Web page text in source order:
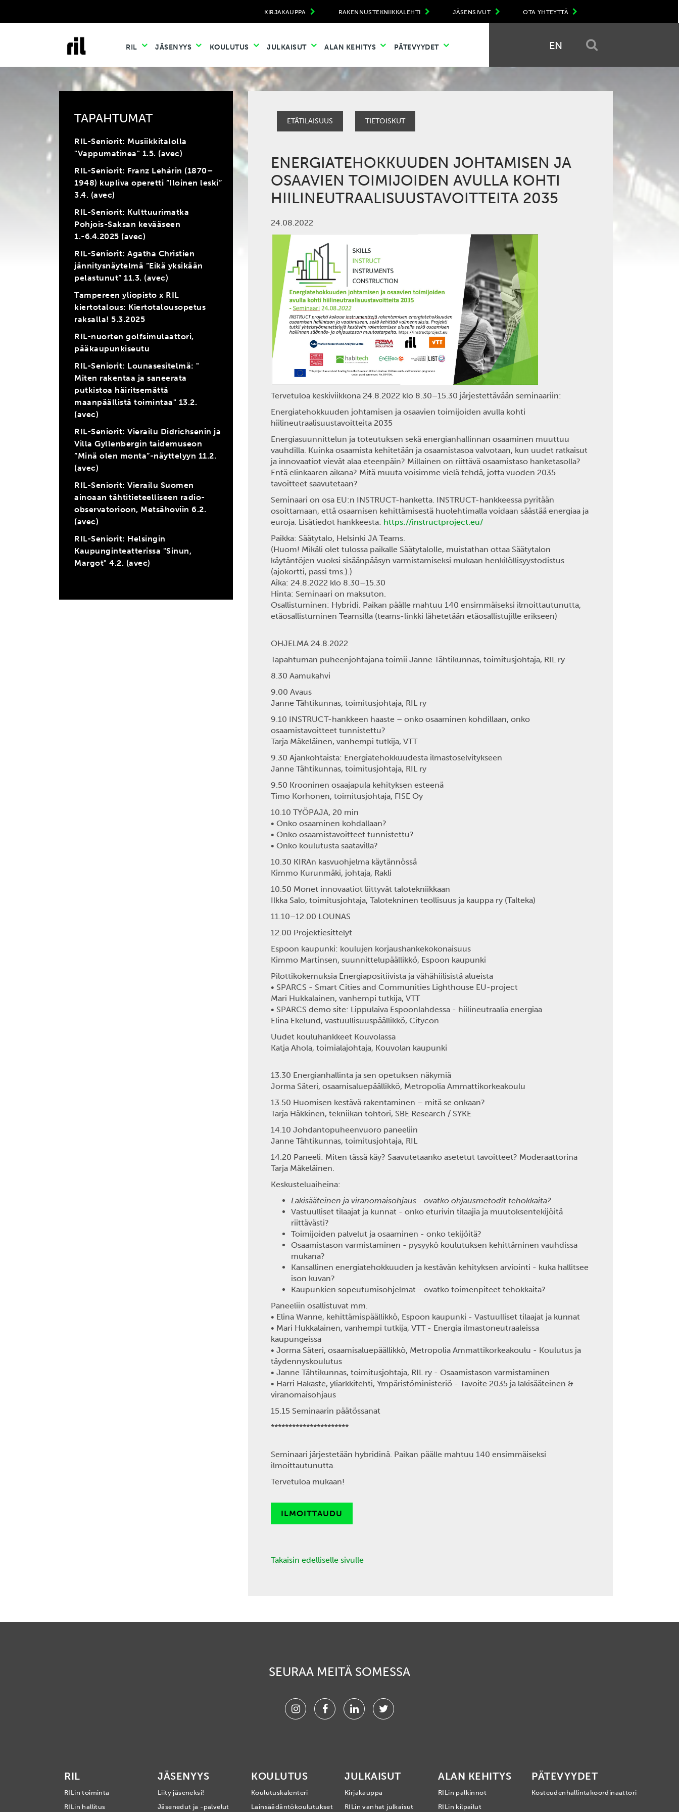
OTA YHTEYTTÄ
JÄSENSIVUT
RAKENNUSTEKNIIKKALEHTI
KIRJAKAUPPA
RIL JÄSENYYS KOULUTUS JULKAISUT ALAN KEHITYS PÄTEVYYDET EN
TAPAHTUMAT
RIL-Seniorit: Musiikkitalolla
"Vappumatinea" 1.5. (avec)
RIL-Seniorit: Franz Lehárin (1870–
1948) kupliva operetti ”Iloinen leski”
3.4. (avec)
RIL-Seniorit: Kulttuurimatka
Pohjois-Saksan kevääseen
1.-6.4.2025 (avec)
RIL-Seniorit: Agatha Christien
jännitysnäytelmä ”Eikä yksikään
pelastunut” 11.3. (avec)
Tampereen yliopisto x RIL
kiertotalous: Kiertotalousopetus
raksalla! 5.3.2025
RIL-nuorten golfsimulaattori,
pääkaupunkiseutu
RIL-Seniorit: Lounasesitelmä: "
Miten rakentaa ja saneerata
putkistoa häiritsemättä
maanpäällistä toimintaa" 13.2.
(avec)
RIL-Seniorit: Vierailu Didrichsenin ja
Villa Gyllenbergin taidemuseon
”Minä olen monta”-näyttelyyn 11.2.
(avec)
RIL-Seniorit: Vierailu Suomen
ainoaan tähtitieteelliseen radio-
observatorioon, Metsähoviin 6.2.
(avec)
RIL-Seniorit: Helsingin
Kaupunginteatterissa "Sinun,
Margot" 4.2. (avec)
ETÄTILAISUUS TIETOISKUT
ENERGIATEHOKKUUDEN JOHTAMISEN JA
OSAAVIEN TOIMIJOIDEN AVULLA KOHTI
HIILINEUTRAALISUUSTAVOITTEITA 2035
24.08.2022
Tervetuloa keskiviikkona 24.8.2022 klo 8.30–15.30 järjestettävään seminaariin:
Energiatehokkuuden johtamisen ja osaavien toimijoiden avulla kohti
hiilineutraalisuustavoitteita 2035
Energiasuunnittelun ja toteutuksen sekä energianhallinnan osaaminen muuttuu
vauhdilla. Kuinka osaamista kehitetään ja osaamistasoa valvotaan, kun uudet ratkaisut
ja innovaatiot vievät alaa eteenpäin? Millainen on riittävä osaamistaso hanketasolla?
Entä elinkaaren aikana? Mitä muuta voisimme vielä tehdä, jotta vuoden 2035
tavoitteet saavutetaan?
Seminaari on osa EU:n INSTRUCT-hanketta. INSTRUCT-hankkeessa pyritään
osoittamaan, että osaamisen kehittämisestä huolehtimalla voidaan säästää energiaa ja
euroja. Lisätiedot hankkeesta: https://instructproject.eu/
Paikka: Säätytalo, Helsinki JA Teams.
(Huom! Mikäli olet tulossa paikalle Säätytalolle, muistathan ottaa Säätytalon
käytäntöjen vuoksi sisäänpääsyn varmistamiseksi mukaan henkilöllisyystodistus
(ajokortti, passi tms.).)
Aika: 24.8.2022 klo 8.30–15.30
Hinta: Seminaari on maksuton.
Osallistuminen: Hybridi. Paikan päälle mahtuu 140 ensimmäiseksi ilmoittautunutta,
etäosallistuminen Teamsilla (teams-linkki lähetetään etäosallistujille erikseen)
OHJELMA 24.8.2022
Tapahtuman puheenjohtajana toimiiJanne Tähtikunnas, toimitusjohtaja, RIL ry
8.30 Aamukahvi
9.00 Avaus
Janne Tähtikunnas, toimitusjohtaja, RIL ry
9.10 INSTRUCT-hankkeen haaste – onko osaaminen kohdillaan, onko
osaamistavoitteet tunnistettu?
Tarja Mäkeläinen, vanhempi tutkija, VTT
9.30 Ajankohtaista: Energiatehokkuudesta ilmastoselvitykseen
Janne Tähtikunnas, toimitusjohtaja, RIL ry
9.50 Krooninen osaajapula kehityksen esteenä
Timo Korhonen, toimitusjohtaja, FISE Oy
10.10 TYÖPAJA, 20 min
• Onko osaaminen kohdallaan?
• Onko osaamistavoitteet tunnistettu?
• Onko koulutusta saatavilla?
10.30 KIRAn kasvuohjelma käytännössä
Kimmo Kurunmäki, johtaja, Rakli
10.50 Monet innovaatiot liittyvät talotekniikkaan
Ilkka Salo, toimitusjohtaja, Talotekninen teollisuus ja kauppa ry (Talteka)
11.10–12.00 LOUNAS
12.00 Projektiesittelyt
Espoon kaupunki: koulujen korjaushankekokonaisuus
Kimmo Martinsen, suunnittelupäällikkö, Espoon kaupunki
Pilottikokemuksia Energiapositiivista ja vähähiilisistä alueista
• SPARCS - Smart Cities and Communities Lighthouse EU-project
Mari Hukkalainen, vanhempi tutkija, VTT
• SPARCS demo site: Lippulaiva Espoonlahdessa - hiilineutraalia energiaa
Elina Ekelund, vastuullisuuspäällikkö, Citycon
Uudet kouluhankkeet Kouvolassa
Katja Ahola, toimialajohtaja, Kouvolan kaupunki
13.30 Energianhallinta ja sen opetuksen näkymiä
Jorma Säteri, osaamisaluepäällikkö, Metropolia Ammattikorkeakoulu
13.50 Huomisen kestävä rakentaminen – mitä se onkaan?
Tarja Häkkinen, tekniikan tohtori, SBE Research / SYKE
14.10 Johdantopuheenvuoro paneeliin
Janne Tähtikunnas, toimitusjohtaja, RIL
14.20 Paneeli: Miten tässä käy? Saavutetaanko asetetut tavoitteet? Moderaattorina
Tarja Mäkeläinen.
Keskusteluaiheina:
Lakisääteinen ja viranomaisohjaus - ovatko ohjausmetodit tehokkaita?
Vastuulliset tilaajat ja kunnat - onko eturivin tilaajia ja muutoksentekijöitä
riittävästi?
Toimijoiden palvelut ja osaaminen - onko tekijöitä?
Osaamistason varmistaminen - pysyykö koulutuksen kehittäminen vauhdissa
mukana?
Kansallinen energiatehokkuuden ja kestävän kehityksen arviointi - kuka hallitsee
ison kuvan?
Kaupunkien sopeutumisohjelmat - ovatko toimenpiteet tehokkaita?
Paneeliin osallistuvat mm.
• Elina Wanne, kehittämispäällikkö, Espoon kaupunki - Vastuulliset tilaajat ja kunnat
• Mari Hukkalainen, vanhempi tutkija, VTT - Energia ilmastoneutraaleissa
kaupungeissa
• Jorma Säteri, osaamisaluepäällikkö, Metropolia Ammattikorkeakoulu - Koulutus ja
täydennyskoulutus
• Janne Tähtikunnas, toimitusjohtaja, RIL ry - Osaamistason varmistaminen
• Harri Hakaste, yliarkkitehti, Ympäristöministeriö - Tavoite 2035 ja lakisääteinen &
viranomaisohjaus
15.15 Seminaarin päätössanat
**********************
Seminaari järjestetään hybridinä. Paikan päälle mahtuu 140 ensimmäiseksi
ilmoittautunutta.
Tervetuloa mukaan!
ILMOITTAUDU
Takaisin edelliselle sivulle
SEURAA MEITÄ SOMESSA
InstagramFacebookLinkedinTwitter
RIL
RILin toiminta
RILin hallitus
JÄSENYYS
Liity jäseneksi!
Jäsenedut ja -palvelut
KOULUTUS
Koulutuskalenteri
Lainsäädäntökoulutukset
JULKAISUT
Kirjakauppa
RILin vanhat julkaisut
ALAN KEHITYS
RILin palkinnot
RILin kilpailut
PÄTEVYYDET
Kosteudenhallintakoordinaattori